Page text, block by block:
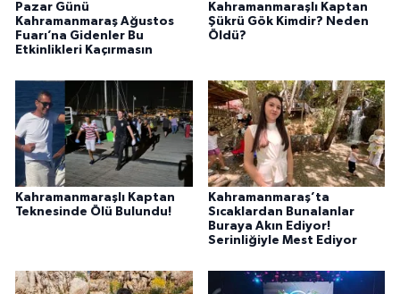
Pazar Günü
Kahramanmaraş Ağustos
Fuarı’na Gidenler Bu
Etkinlikleri Kaçırmasın
Kahramanmaraşlı Kaptan
Şükrü Gök Kimdir? Neden
Öldü?
Kahramanmaraşlı Kaptan
Teknesinde Ölü Bulundu!
Kahramanmaraş’ta
Sıcaklardan Bunalanlar
Buraya Akın Ediyor!
Serinliğiyle Mest Ediyor